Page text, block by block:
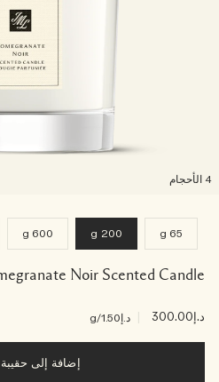
65 g
200 g
600 g
Noir Scented Candle
د.إ300.00 د.إ1.50 /g
إضافة إلى حقيبة